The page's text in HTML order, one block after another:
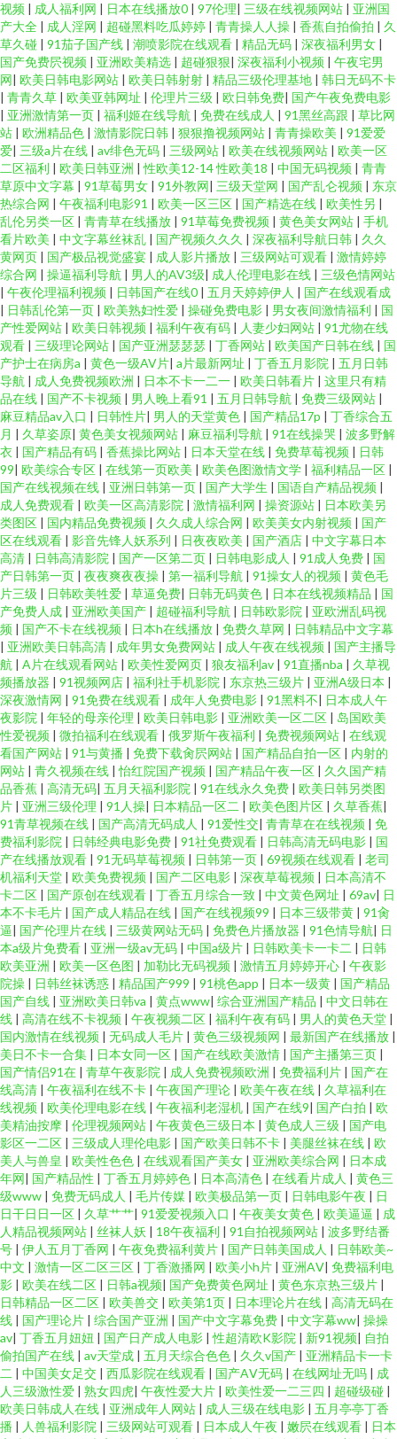
视频 | 成人福利网 | 日本在线播放0 | 97伦理| 三级在线视频网站 | 亚洲国
产大全 | 成人淫网 | 超碰黑料吃瓜婷婷 | 青青操人人操 | 香蕉自拍偷拍 | 久
草久碰 | 91茄子国产线 | 潮喷影院在线观看 | 精品无码 | 深夜福利男女 |
国产免费屄视频 | 亚洲欧美精选 | 超碰狠狠| 深夜福利小视频 | 午夜宅男
网| 欧美日韩电影网站 | 欧美日韩射射 | 精品三级伦理基地 | 韩日无码不卡
| 青青久草 | 欧美亚韩网址 | 伦理片三级 | 欧日韩免费| 国产午夜免费电影
| 亚洲激情第一页 | 福利姬在线导航 | 免费在线成人 | 91黑丝高跟 | 草比网
站 | 欧洲精品色 | 激情影院日韩 | 狠狠撸视频网站 | 青青操欧美 | 91爱爱
爱| 三级a片在线 | av绯色无码 | 三级网站 | 欧美在线视频网站 | 欧美一区
二区福利 | 欧美日韩亚洲 |性欧美12-14 性欧美18 | 中国无码视频 | 青青
草原中文字幕 | 91草莓男女 | 91外教网| 三级天堂网 | 国产乱仑视频 | 东京
热综合网 | 午夜福利电影91 | 欧美一区三区 | 国产精选在线 | 欧美性另 |
乱伦另类一区 | 青青草在线播放 | 91草莓免费视频 | 黄色美女网站 | 手机
看片欧美 | 中文字幕丝袜乱 | 国产视频久久久 | 深夜福利导航日韩 | 久久
黄网页 | 国产极品视觉盛宴 | 成人影片播放 | 三级网站可观看 | 激情婷婷
综合网 | 操逼福利导航 | 男人的AV3级| 成人伦理电影在线 | 三级色情网站
| 午夜伦理福利视频 | 日韩国产在线0 | 五月天婷婷伊人 | 国产在线观看成
| 日韩乱伦第一页 | 欧美熟妇性爱 | 操碰免费电影 | 男女夜间激情福利 | 国
产性爱网站 | 欧美日韩视频 | 福利午夜有码 | 人妻少妇网站 | 91尤物在线
观看 | 三级理论网站 | 国产亚洲瑟瑟瑟 | 丁香网站 | 欧美国产日韩在线 | 国
产护士在病房a | 黄色一级AV片| a片最新网址 | 丁香五月影院 | 五月日韩
导航 | 成人免费视频欧洲 | 日本不卡一二一 | 欧美日韩看片 | 这里只有精
品在线 | 国产不卡视频 | 男人晚上看91 | 五月日韩导航 | 免费三级网站 |
麻豆精品av入口 | 日韩性片| 男人的天堂黄色 | 国产精品17p | 丁香综合五
月 | 久草姿原| 黄色美女视频网站 | 麻豆福利导航 | 91在线操哭 | 波多野解
衣 | 国产精品有码 | 香蕉操比网站 | 日本天堂在线 | 免费草莓视频 | 日韩
99| 欧美综合专区 | 在线第一页欧美 | 欧美色图激情文学 | 福利精品一区 |
国产在线视频在线 | 亚洲日韩第一页 | 国产大学生 | 国语自产精品视频 |
成人免费观看 | 欧美一区高清影院 | 激情福利网 | 操资源站 | 日本欧美另
类图区 | 国内精品免费视频 | 久久成人综合网 | 欧美美女内射视频 | 国产
区在线观看 | 影音先锋人妖系列 | 日夜夜欧美 | 国产酒店 | 中文字幕日本
高清 | 日韩高清影院 | 国产一区第二页 | 日韩电影成人 | 91成人免费 | 国
产日韩第一页 | 夜夜爽夜夜操 | 第一福利导航 | 91操女人的视频 | 黄色毛
片三级 | 日韩欧美牲爱 | 草逼免费| 日韩无码黄色 | 日本在线视频精品 | 国
产免费人成 | 亚洲欧美国产 | 超碰福利导航 | 日韩欧影院 | 亚欧洲乱码视
频 | 国产不卡在线视频 | 日本h在线播放 | 免费久草网 | 日韩精品中文字幕
| 亚洲欧美日韩高清 | 成年男女免费网站 | 成人午夜在线视频 | 国产主播导
航 | A片在线观看网站 | 欧美性爱网页 | 狼友福利av | 91直播nba | 久草视
频播放器 | 91视频网店 | 福利社手机影院 | 东京热三级片 | 亚洲A级日本 |
深夜激情网 | 91免费在线观看 | 成年人免费电影 | 91黑料不| 日本成人午
夜影院 | 年轻的母亲伦理 | 欧美日韩电影 | 亚洲欧美一区二区 | 岛国欧美
性爱视频 | 微拍福利在线观看 | 俄罗斯午夜福利 | 免费视频网站 | 在线观
看国产网站 | 91与黄播 | 免费下载肏屄网站 | 国产精品自拍一区 | 内射的
网站 | 青久视频在线 |怡红院国产视频 | 国产精品午夜一区 | 久久国产精
品香蕉 | 高清无码| 五月天福利影院 | 91在线永久免费 | 欧美日韩另类图
片 | 亚洲三级伦理 | 91人操| 日本精品一区二 | 欧美色图片区 | 久草香蕉|
91青草视频在线 | 国产高清无码成人 | 91爱性交| 青青草在在线视频 | 免
费福利影院 | 日韩经典电影免费 | 91社免费观看 | 日韩高清无码电影 | 国
产在线播放观看 | 91无码草莓视频 | 日韩第一页 | 69视频在线观看 | 老司
机福利天堂 | 欧美免费视频 | 国产二区电影 | 深夜草莓视频 | 日本高清不
卡二区 | 国产原创在线观看 | 丁香五月综合一致 | 中文黄色网址 | 69av| 日
本不卡毛片 | 国产成人精品在线 | 国产在线视频99 | 日本三级带黄 | 91肏
逼| 国产伦理片在线 | 三级黄网站无码 | 免费色片播放器 | 91色情导航| 日
本a级片免费看 | 亚洲一级av无码 | 中国a级片 | 日韩欧美卡一卡二 | 日韩
欧美亚洲 | 欧美一区色图 | 加勒比无码视频 | 激情五月婷婷开心 | 午夜影
院操 | 日韩丝袜诱惑 | 精品国产999 | 91桃色app | 日本一级黄 | 国产精品
国产自线 | 亚洲欧美日韩va | 黄点www| 综合亚洲国产精品 | 中文日韩在
线 | 高清在线不卡视频 | 午夜视频二区 | 福利午夜有码 | 男人的黄色天堂 |
国内激情在线视频 | 无码成人毛片 | 黄色三级视频网 | 最新国产在线播放 |
美日不卡一合集 | 日本女同一区 | 国产在线欧美激情 | 国产主播第三页 |
国产情侣91在 | 青草午夜影院 | 成人免费视频欧洲 | 免费福利片 | 国产在
线高清 | 午夜福利在线不卡 | 午夜国产理论 | 欧美午夜在线 | 久草福利在
线视频 | 欧美伦理电影在线 | 午夜福利老湿机 | 国产在线9| 国产白拍 | 欧
美精油按摩 | 伦理视频网站 | 午夜黄色三级日本 | 黄色成人三级 | 国产电
影区一二区 | 三级成人理伦电影 | 国产欧美日韩不卡 | 美腿丝袜在线 | 欧
美人与兽皇 | 欧美性色色 | 在线观看国产美女 | 亚洲欧美综合网 | 日本成
年网| 国产精品性 | 丁香五月婷婷色 | 日本高清色 | 在线看片成人 | 黄色三
级www | 免费无码成人 | 毛片传媒 | 欧美极品第一页 | 日韩电影午夜 | 日
日干日日一区 | 久草艹艹| 91爱爱视频入口 | 午夜美女黄色 | 欧美逼逼 | 成
人精品视频网站 | 丝袜人妖 | 18午夜福利 | 91自拍视频网站 | 波多野结番
号 | 伊人五月丁香网 | 午夜免费福利黄片 | 国产日韩美国成人 | 日韩欧美~
中文 | 激情一区二区三区 | 丁香激播网 | 欧美小h片 | 亚洲AⅤ| 免费福利电
影 | 欧美在线二区 | 日韩a视频| 国产免费黄色网址 | 黄色东京热三级片 |
日韩精品一区二区 | 欧美兽交 | 欧美第1页 | 日本理论片在线 | 高清无码在
线 | 国产理论片 | 综合国产亚洲 | 国产中文字幕免费 | 中文字幕ww| 操操
av| 丁香五月妞妞 | 国产日产成人电影 |性超清欧K影院 | 新91视频| 自拍
偷拍国产在线 | av天堂成 | 五月天综合色色 | 久久v国产 | 亚洲精品卡一卡
二 | 中国美女足交 | 西瓜影院在线观看 | 国产AⅤ无码 | 在线网址无吗 | 成
人三级激性爱 | 熟女四虎| 午夜性爱大片 | 欧美性爱一二三四 | 超碰级碰 |
欧美日韩成人在线 | 亚洲成年人网站 | 成人三级在线电影 | 五月亭亭丁香
播 | 人兽福利影院 | 三级网站可观看 | 日本成人午夜 | 嫩屄在线观看 | 日本